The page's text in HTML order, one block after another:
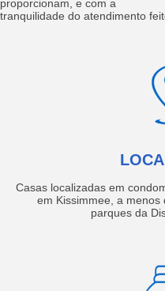
proporcionam, e com a
tranquilidade do atendimento
Casas localizadas em
em Kissimmee, a
parques da